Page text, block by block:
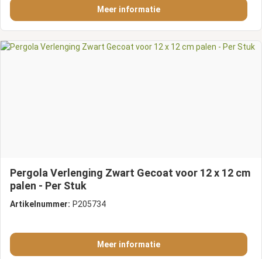
Meer informatie
Pergola Verlenging Zwart Gecoat voor 12 x 12 cm
palen - Per Stuk
Artikelnummer: P205734
Meer informatie